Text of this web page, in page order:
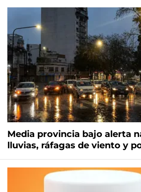
Media provincia bajo alerta
lluvias, ráfagas de viento y